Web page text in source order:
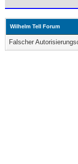
Wilhelm Tell Forum
Falscher